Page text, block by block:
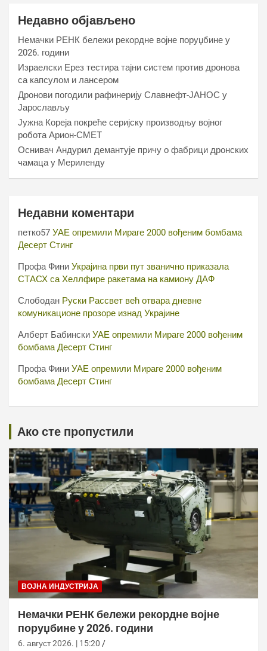
Недавно објављено
Немачки РЕНК бележи рекордне војне поруџбине у
2026. години
Израелски Ерез тестира тајни систем против дронова
са капсулом и лансером
Дронови погодили рафинерију Славнефт-ЈАНОС у
Јарослављу
Јужна Кореја покреће серијску производњу војног
робота Арион-СМЕТ
Оснивач Андурил демантује причу о фабрици дронских
чамаца у Мериленду
Недавни коментари
петко57 УАЕ опремили Мираге 2000 вођеним бомбама
Десерт Стинг
Профа Фини Украјина први пут званично приказала
СТАСХ са Хеллфире ракетама на камиону ДАФ
Слободан Руски Рассвет већ отвара дневне
комуникационе прозоре изнад Украјине
Алберт Бабински УАЕ опремили Мираге 2000 вођеним
бомбама Десерт Стинг
Профа Фини УАЕ опремили Мираге 2000 вођеним
бомбама Десерт Стинг
Ако сте пропустили
ВОЈНА ИНДУСТРИЈА
Немачки РЕНК бележи рекордне војне
поруџбине у 2026. години
6. август 2026. | 15:20